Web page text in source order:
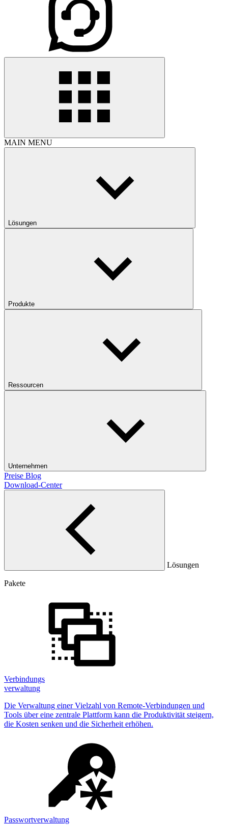
MAIN MENU
Lösungen
Produkte
Ressourcen
Unternehmen
Preise Blog
Download-Center
Lösungen
Pakete
Verbindungs
verwaltung
Die Verwaltung einer Vielzahl von Remote-Verbindungen und
Tools über eine zentrale Plattform kann die Produktivität steigern,
die Kosten senken und die Sicherheit erhöhen.
Passwortverwaltung